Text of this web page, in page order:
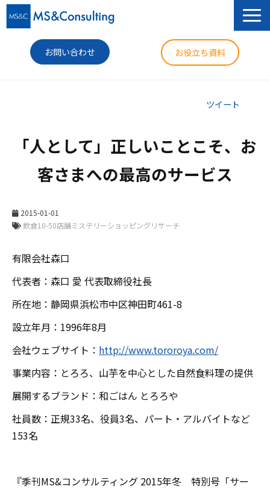
お問い合わせ お役立ち資料
導入事例
企業情報
ツイート
「人として」正しいことこそ、お
客さまへの最高のサービス
2015-01-01
有限会社森口
代表者：森口 愛 代表取締役社長
所在地：静岡県浜松市中区神田町461-8
設立年月：1996年8月
会社ウェブサイト： http://www.tororoya.com/
事業内容：とろろ、山芋を中心とした自然食料理の提供
展開するブランド：和ごはん とろろや
社員数：正規33名、役員3名、パート・アルバイトなど
153名
『季刊MS&コンサルティング 2015年冬 特別号「サー